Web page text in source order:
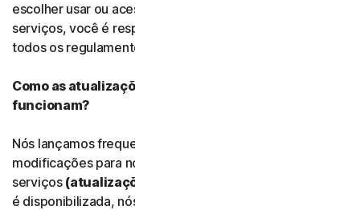
escolher usar ou acessar nosso software ou nossos
serviços, você é responsável pela conformidade com
todos os regulamentos, regras e leis locais.
Como as atualizações do software e dos serviços
funcionam?
Nós lançamos frequentemente upgrades, melhorias e
modificações para nosso software e nossos
serviços (atualizações)
é disponibilizada, nós podemos parar de oferecer